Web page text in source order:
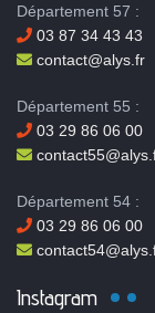
Département 57 :
03 87 34 43 43
contact@alys.fr
Département 55 :
03 29 86 06 00
Département 54 :
03 29 86 06 00
Instagram